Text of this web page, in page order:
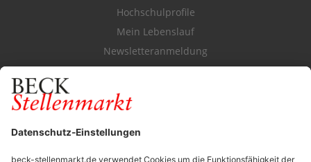
Hochschulprofile
Mein Lebenslauf
Newsletteranmeldung
Durchsuchen Sie den Stellenkatalog
FÜR ARBEITGEBER
Stellenmarktpreise
Anzeigen-AGB